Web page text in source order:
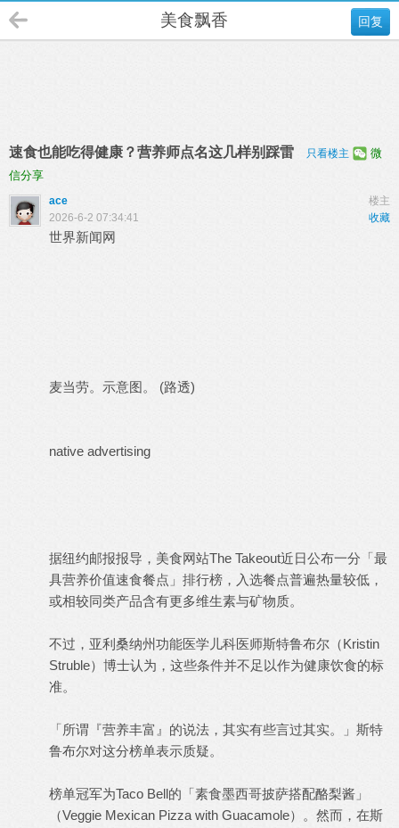
回复
美食飘香
速食也能吃得健康？营养师点名这几样别踩雷 只看楼主
微
信分享
楼主
ace
收藏
2026-6-2 07:34:41
世界新闻网
麦当劳。示意图。 (路透)
native advertising
据纽约邮报报导，美食网站The Takeout近日公布一分「最
具营养价值速食餐点」排行榜，入选餐点普遍热量较低，
或相较同类产品含有更多维生素与矿物质。
不过，亚利桑纳州功能医学儿科医师斯特鲁布尔（Kristin
Struble）博士认为，这些条件并不足以作为健康饮食的标
准。
「所谓『营养丰富』的说法，其实有些言过其实。」斯特
鲁布尔对这分榜单表示质疑。
榜单冠军为Taco Bell的「素食墨西哥披萨搭配酪梨酱」
（Veggie Mexican Pizza with Guacamole）。然而，在斯